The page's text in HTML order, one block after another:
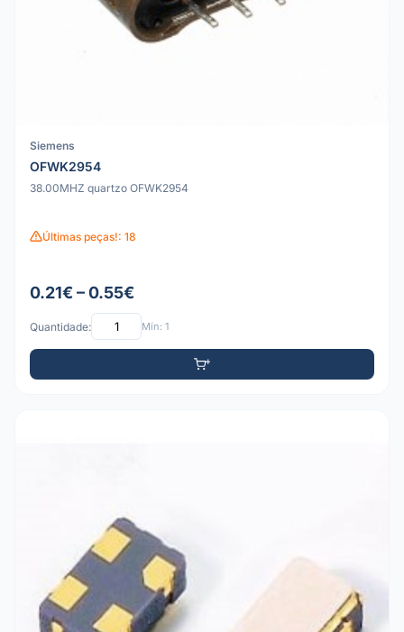
Siemens
OFWK2954
38.00MHZ quartzo OFWK2954
Últimas peças!: 18
0.21€ – 0.55€
Quantidade: Mín: 1